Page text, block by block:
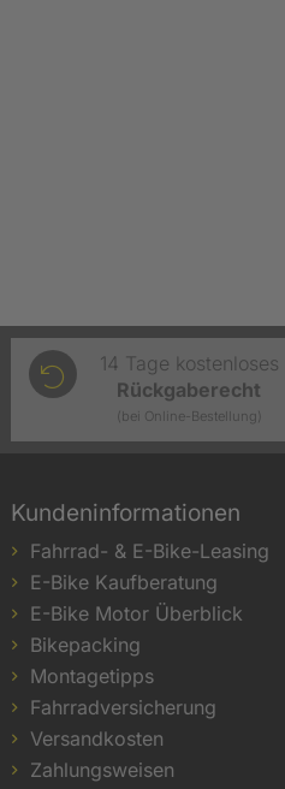
14 Tage kostenloses
Rückgaberecht
(bei Online-Bestellung)
Kundeninformationen
Fahrrad- & E-Bike-Leasing
E-Bike Kaufberatung
E-Bike Motor Überblick
Bikepacking
Montagetipps
Fahrradversicherung
Versandkosten
Zahlungsweisen